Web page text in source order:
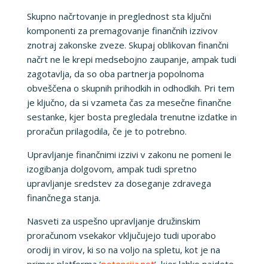
Skupno načrtovanje in preglednost sta ključni
komponenti za premagovanje finančnih izzivov
znotraj zakonske zveze. Skupaj oblikovan finančni
načrt ne le krepi medsebojno zaupanje, ampak tudi
zagotavlja, da so oba partnerja popolnoma
obveščena o skupnih prihodkih in odhodkih. Pri tem
je ključno, da si vzameta čas za mesečne finančne
sestanke, kjer bosta pregledala trenutne izdatke in
proračun prilagodila, če je to potrebno.
Upravljanje finančnimi izzivi v zakonu ne pomeni le
izogibanja dolgovom, ampak tudi spretno
upravljanje sredstev za doseganje zdravega
finančnega stanja.
Nasveti za uspešno upravljanje družinskim
proračunom vsekakor vključujejo tudi uporabo
orodij in virov, ki so na voljo na spletu, kot je na